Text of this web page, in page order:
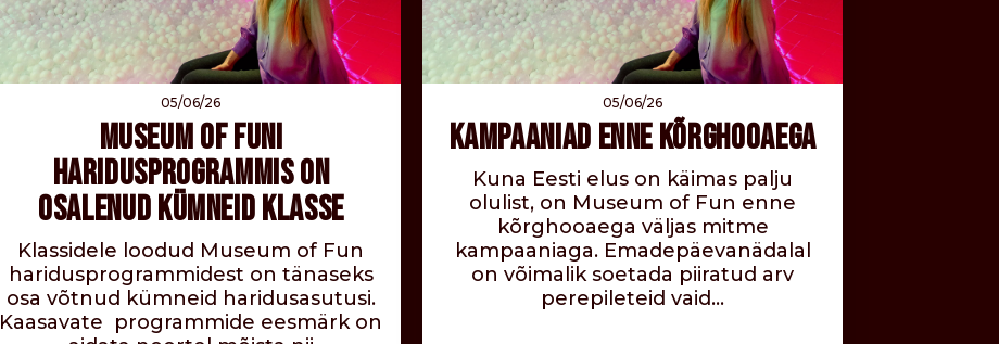
05/06/26
MUSEUM OF FUNI
HARIDUSPROGRAMMIS ON
OSALENUD KÜMNEID KLASSE
Klassidele loodud Museum of Fun
haridusprogrammidest on tänaseks
osa võtnud kümneid haridusasutusi.
Kaasavate programmide eesmärk on
05/06/26
KAMPAANIAD ENNE KÕRGHOOAEGA
Kuna Eesti elus on käimas palju
olulist, on Museum of Fun enne
kõrghooaega väljas mitme
kampaaniaga. Emadepäevanädalal
on võimalik soetada piiratud arv
perepileteid vaid…